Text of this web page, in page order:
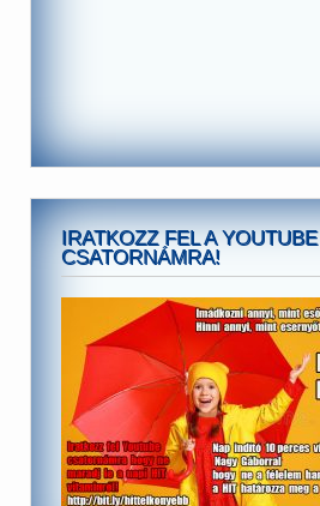
IRATKOZZ FEL A YOUTUBE
CSATORNÁMRA!